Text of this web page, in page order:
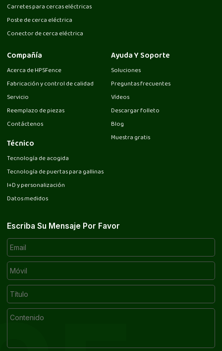
Carretes para cercas eléctricas
Poste de cerca eléctrica
Conector de cerca eléctrica
Compañía
Acerca de HPSFence
Fabricación y control de calidad
Servicio
Reemplazo de piezas
Contáctenos
Técnico
Tecnología de acogida
Tecnología de puertas para gallinas
I+D y personalización
Datos medidos
Ayuda Y Soporte
Soluciones
Preguntas frecuentes
Vídeos
Descargar folleto
Blog
Muestra gratis
Escriba Su Mensaje Por Favor